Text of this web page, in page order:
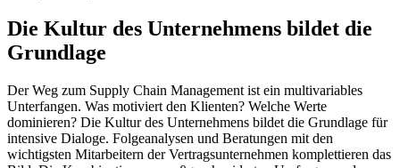
Die Kultur des Unternehmens bildet die
Grundlage
Der Weg zum Supply Chain Management ist ein multivariables
Unterfangen. Was motiviert den Klienten? Welche Werte
dominieren? Die Kultur des Unternehmens bildet die Grundlage für
intensive Dialoge. Folgeanalysen und Beratungen mit den
wichtigsten Mitarbeitern der Vertragsunternehmen komplettieren das